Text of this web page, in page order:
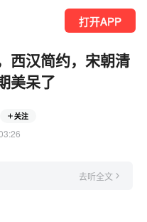
打开APP
西汉简约，宋朝清
美呆了
关注
去听全文